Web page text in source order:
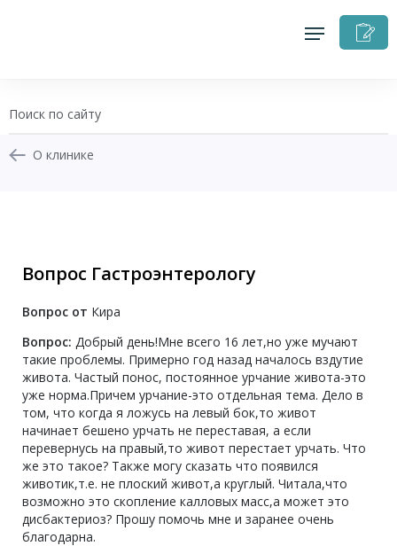
О клинике
Вопрос Гастроэнтерологу
Вопрос от Кира
Вопрос: Добрый день!Мне всего 16 лет,но уже мучают
такие проблемы. Примерно год назад началось вздутие
живота. Частый понос, постоянное урчание живота-это
уже норма.Причем урчание-это отдельная тема. Дело в
том, что когда я ложусь на левый бок,то живот
начинает бешено урчать не переставая, а если
перевернусь на правый,то живот перестает урчать. Что
же это такое? Также могу сказать что появился
животик,т.е. не плоский живот,а круглый. Читала,что
возможно это скопление калловых масс,а может это
дисбактериоз? Прошу помочь мне и заранее очень
благодарна.
Личный кабинет